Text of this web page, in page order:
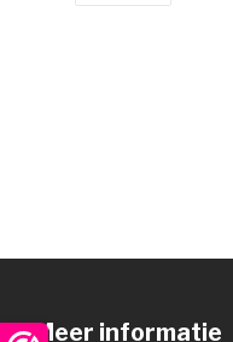
Meer informatie